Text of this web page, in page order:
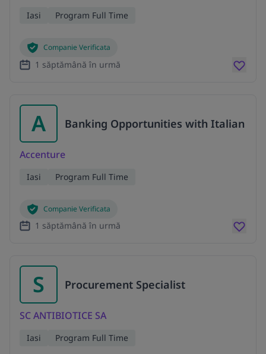
Iasi Program Full Time
Companie Verificata
1 săptămână în urmă
A Banking Opportunities with Italian
Accenture
Iasi Program Full Time
Companie Verificata
1 săptămână în urmă
S Procurement Specialist
SC ANTIBIOTICE SA
Iasi Program Full Time